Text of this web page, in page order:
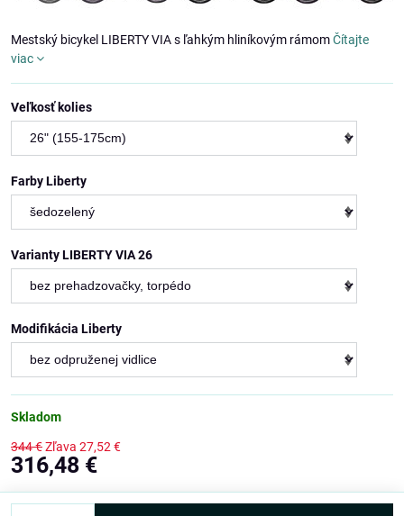
Mestský bicykel LIBERTY VIA s ľahkým hliníkovým rámomČítajte
viac
Veľkosť kolies
Farby Liberty
Varianty LIBERTY VIA 26
Modifikácia Liberty
Skladom
344 €Zľava 27,52 €
316,48 €